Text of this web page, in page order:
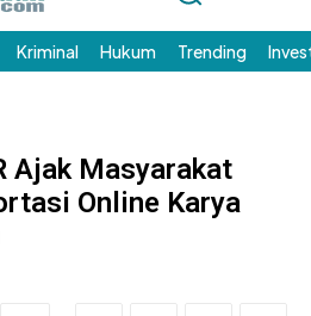
Kriminal Hukum Trending
Ajak Masyarakat
Online Karya